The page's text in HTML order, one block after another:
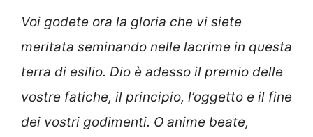
Voi godete ora la gloria che vi siete
meritata seminando nelle lacrime in questa
terra di esilio. Dio è adesso il premio delle
vostre fatiche, il principio, l’oggetto e il fine
dei vostri godimenti. O anime beate,